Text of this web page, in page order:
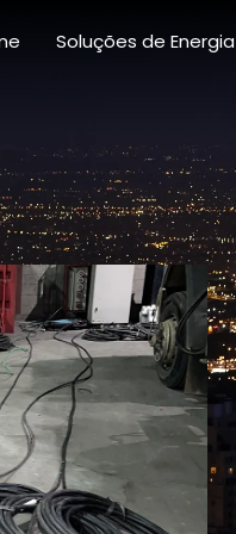
Soluções de Energia